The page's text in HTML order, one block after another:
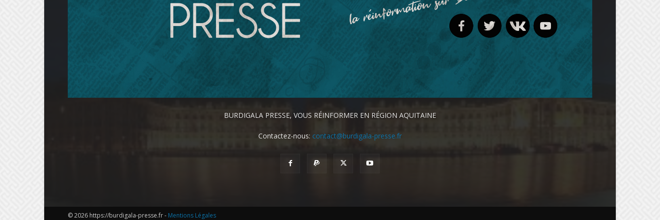
BURDIGALA PRESSE, VOUS RÉINFORMER EN RÉGION AQUITAINE
Contactez-nous: contact@burdigala-presse.fr
© 2026 https://burdigala-presse.fr - Mentions Légales